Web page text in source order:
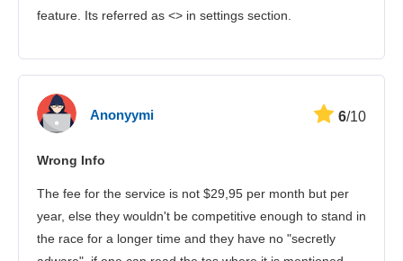
feature. Its referred as <> in settings section.
Anonyymi 6/10
Wrong Info
The fee for the service is not $29,95 per month but per
year, else they wouldn't be competitive enough to stand in
the race for a longer time and they have no "secretly